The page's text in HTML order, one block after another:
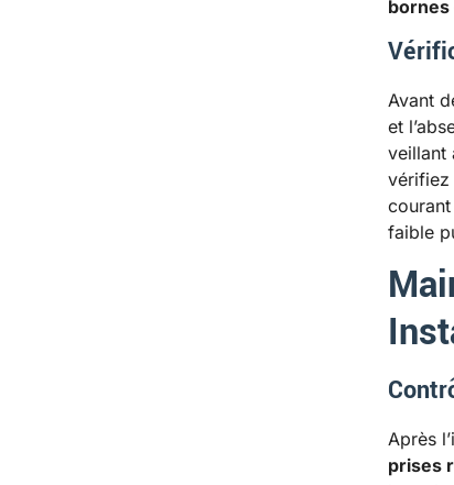
Avant
et
veillant
vérifiez
faible
Après
prises